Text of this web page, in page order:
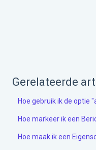
Gerelateerde
Hoe gebruik ik de optie
Hoe markeer ik een
Hoe maak ik een